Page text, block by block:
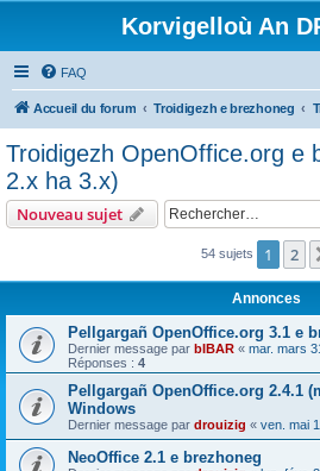
Korvigelloù An
FAQ
Accueil du forum Troidigezh e brezhoneg
Troidigezh OpenOffice.org e
2.x ha 3.x)
Nouveau sujet
54 sujets 1 2
Annonces
Pellgargañ OpenOffice.org 3.1 e
Dernier message par bIBAR « mar. mars
Réponses : 4
Pellgargañ OpenOffice.org 2.4.1
Windows
Dernier message par drouizig « ven. mai
NeoOffice 2.1 e brezhoneg